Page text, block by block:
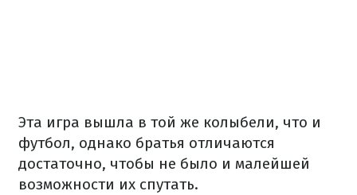
Эта игра вышла в той же колыбели, что и
футбол, однако братья отличаются
достаточно, чтобы не было и малейшей
возможности их спутать.